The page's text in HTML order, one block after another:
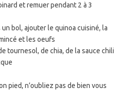
et remuer pendant 2 à 3
bol, ajouter le quinoa cuisiné, la
et les oeufs
tournesol, de chia, de la sauce chili
pied, n’oubliez pas de bien vous